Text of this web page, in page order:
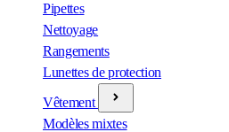
Pipettes
Nettoyage
Rangements
Lunettes de protection
Vêtement
Modèles mixtes